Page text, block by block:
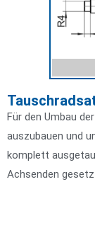
Für den Umbau
auszubauen und
komplett
Achsenden